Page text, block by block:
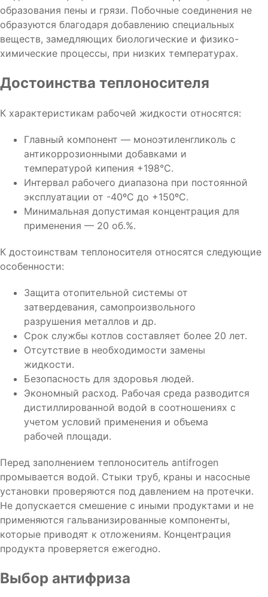
образования пены и грязи. Побочные соединения не
образуются благодаря добавлению специальных
веществ, замедляющих биологические и физико-
химические процессы, при низких температурах.
Достоинства теплоносителя
К характеристикам рабочей жидкости относятся:
Главный компонент — моноэтиленгликоль с
антикоррозионными добавками и
температурой кипения +198°С.
Интервал рабочего диапазона при постоянной
эксплуатации от -40ºС до +150ºС.
Минимальная допустимая концентрация для
применения — 20 об.%.
К достоинствам теплоносителя относятся следующие
особенности:
Защита отопительной системы от
затвердевания, самопроизвольного
разрушения металлов и др.
Срок службы котлов составляет более 20 лет.
Отсутствие в необходимости замены
жидкости.
Безопасность для здоровья людей.
Экономный расход. Рабочая среда разводится
дистиллированной водой в соотношениях с
учетом условий применения и объема
рабочей площади.
Перед заполнением теплоноситель antifrogen
промывается водой. Стыки труб, краны и насосные
установки проверяются под давлением на протечки.
Не допускается смешение с иными продуктами и не
применяются гальванизированные компоненты,
которые приводят к отложениям. Концентрация
продукта проверяется ежегодно.
Выбор антифриза